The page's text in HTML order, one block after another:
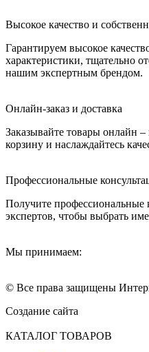
Высокое качество и
Гарантируем высокое
характеристики, тщательно
нашим экспертным брендом.
Онлайн-заказ и доставка
Заказывайте товары онлайн
корзину и наслаждайтесь
Профессиональные
Получите профессиональные
экспертов, чтобы выбрать
Мы принимаем:
© Все права защищены
Создание сайта
КАТАЛОГ ТОВАРОВ